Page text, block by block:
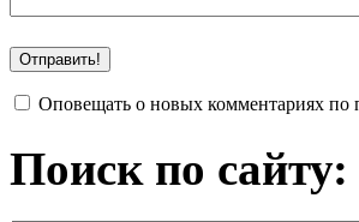
Оповещать о новых комментариях по
Поиск по сайту: